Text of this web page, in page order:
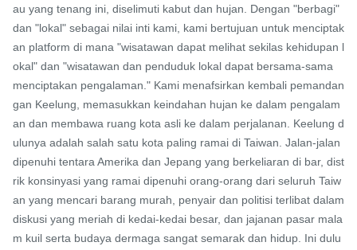
au yang tenang ini, diselimuti kabut dan hujan. Dengan "berbagi"
dan "lokal" sebagai nilai inti kami, kami bertujuan untuk menciptak
an platform di mana "wisatawan dapat melihat sekilas kehidupan l
okal" dan "wisatawan dan penduduk lokal dapat bersama-sama
menciptakan pengalaman." Kami menafsirkan kembali pemandan
gan Keelung, memasukkan keindahan hujan ke dalam pengalam
an dan membawa ruang kota asli ke dalam perjalanan. Keelung d
ulunya adalah salah satu kota paling ramai di Taiwan. Jalan-jalan
dipenuhi tentara Amerika dan Jepang yang berkeliaran di bar, dist
rik konsinyasi yang ramai dipenuhi orang-orang dari seluruh Taiw
an yang mencari barang murah, penyair dan politisi terlibat dalam
diskusi yang meriah di kedai-kedai besar, dan jajanan pasar mala
m kuil serta budaya dermaga sangat semarak dan hidup. Ini dulu